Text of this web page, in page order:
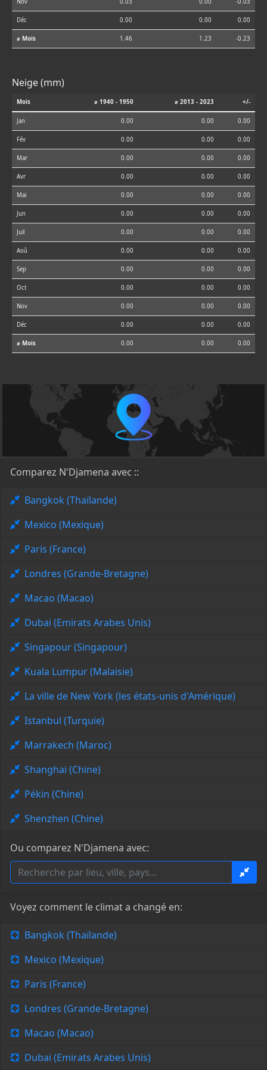
Nov 0.03 0.00 -0.03
Déc 0.00 0.00 0.00
⌀ Mois 1.46 1.23 -0.23
Neige (mm)
Mois ⌀ 1940 - 1950 ⌀ 2013 - 2023 +/-
Jan 0.00 0.00 0.00
Fév 0.00 0.00 0.00
Mar 0.00 0.00 0.00
Avr 0.00 0.00 0.00
Mai 0.00 0.00 0.00
Jun 0.00 0.00 0.00
Juil 0.00 0.00 0.00
Aoû 0.00 0.00 0.00
Sep 0.00 0.00 0.00
Oct 0.00 0.00 0.00
Nov 0.00 0.00 0.00
Déc 0.00 0.00 0.00
⌀ Mois 0.00 0.00 0.00
Comparez N'Djamena avec ::
Bangkok (Thaïlande)
Mexico (Mexique)
Paris (France)
Londres (Grande-Bretagne)
Macao (Macao)
Dubai (Emirats Arabes Unis)
Singapour (Singapour)
Kuala Lumpur (Malaisie)
La ville de New York (les états-unis d'Amérique)
Istanbul (Turquie)
Marrakech (Maroc)
Shanghai (Chine)
Pékin (Chine)
Shenzhen (Chine)
Ou comparez N'Djamena avec:
Voyez comment le climat a changé en:
Bangkok (Thaïlande)
Mexico (Mexique)
Paris (France)
Londres (Grande-Bretagne)
Macao (Macao)
Dubai (Emirats Arabes Unis)